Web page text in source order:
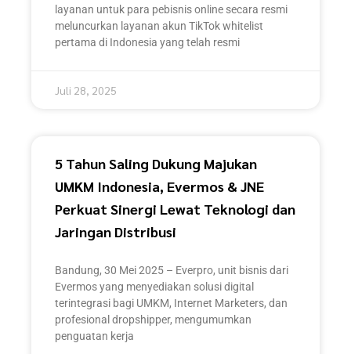
layanan untuk para pebisnis online secara resmi
meluncurkan layanan akun TikTok whitelist
pertama di Indonesia yang telah resmi
Juli 28, 2025
5 Tahun Saling Dukung Majukan
UMKM Indonesia, Evermos & JNE
Perkuat Sinergi Lewat Teknologi dan
Jaringan Distribusi
Bandung, 30 Mei 2025 – Everpro, unit bisnis dari
Evermos yang menyediakan solusi digital
terintegrasi bagi UMKM, Internet Marketers, dan
profesional dropshipper, mengumumkan
penguatan kerja